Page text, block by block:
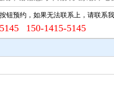
钮预约，如果无法联系上，请联系
150-1415-5145